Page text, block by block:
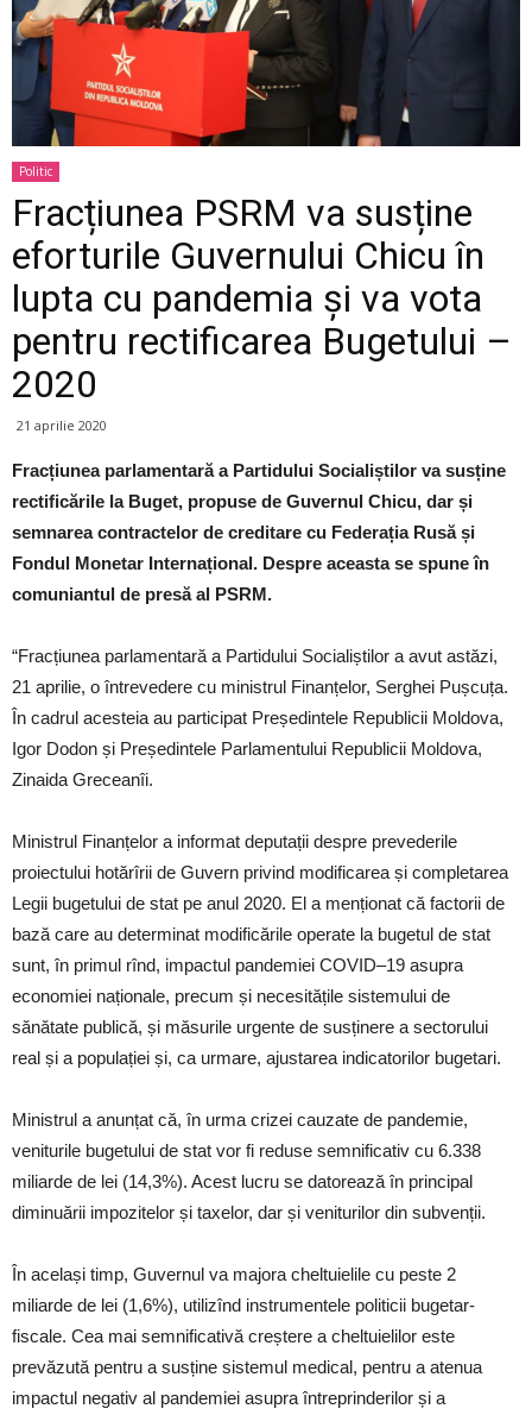
Politic
Fracțiunea PSRM va susține
eforturile Guvernului Chicu în
lupta cu pandemia și va vota
pentru rectificarea Bugetului –
2020
21 aprilie 2020
Fracțiunea parlamentară a Partidului Socialiștilor va susține
rectificările la Buget, propuse de Guvernul Chicu, dar și
semnarea contractelor de creditare cu Federația Rusă și
Fondul Monetar Internațional. Despre aceasta se spune în
comuniantul de presă al PSRM.
“Fracțiunea parlamentară a Partidului Socialiștilor a avut astăzi,
21 aprilie, o întrevedere cu ministrul Finanțelor, Serghei Pușcuța.
În cadrul acesteia au participat Președintele Republicii Moldova,
Igor Dodon și Președintele Parlamentului Republicii Moldova,
Zinaida Greceanîi.
Ministrul Finanțelor a informat deputații despre prevederile
proiectului hotărîrii de Guvern privind modificarea și completarea
Legii bugetului de stat pe anul 2020. El a menționat că factorii de
bază care au determinat modificările operate la bugetul de stat
sunt, în primul rînd, impactul pandemiei COVID–19 asupra
economiei naționale, precum și necesitățile sistemului de
sănătate publică, și măsurile urgente de susținere a sectorului
real și a populației și, ca urmare, ajustarea indicatorilor bugetari.
Ministrul a anunțat că, în urma crizei cauzate de pandemie,
veniturile bugetului de stat vor fi reduse semnificativ cu 6.338
miliarde de lei (14,3%). Acest lucru se datorează în principal
diminuării impozitelor și taxelor, dar și veniturilor din subvenții.
În același timp, Guvernul va majora cheltuielile cu peste 2
miliarde de lei (1,6%), utilizînd instrumentele politicii bugetar-
fiscale. Cea mai semnificativă creștere a cheltuielilor este
prevăzută pentru a susține sistemul medical, pentru a atenua
impactul negativ al pandemiei asupra întreprinderilor și a